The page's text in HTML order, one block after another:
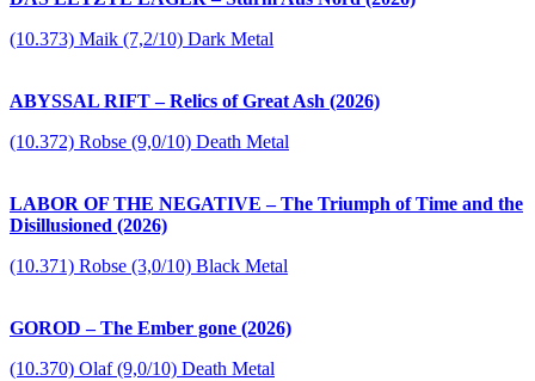
(10.373) Maik (7,2/10) Dark Metal
ABYSSAL RIFT – Relics of Great Ash (2026)
(10.372) Robse (9,0/10) Death Metal
LABOR OF THE NEGATIVE – The Triumph of Time and the
Disillusioned (2026)
(10.371) Robse (3,0/10) Black Metal
GOROD – The Ember gone (2026)
(10.370) Olaf (9,0/10) Death Metal